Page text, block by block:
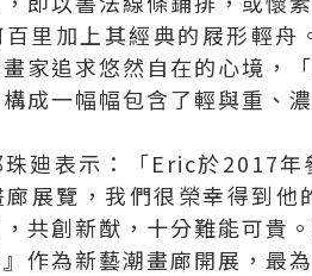
里加上其經典的屐形輕
家追求悠然自在的心境，
成一幅幅包含了輕與重、
廸表示：「Eric於2017
廊展覽，我們很榮幸得到
共創新猷，十分難能可貴
作為新藝潮畫廊開展，最為